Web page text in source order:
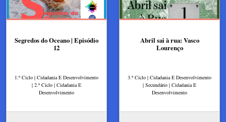
Segredos do Oceano | Episódio
12
1.º Ciclo | Cidadania E Desenvolvimento
| 2.º Ciclo | Cidadania E
Desenvolvimento
Abril sai à rua: Vasco
Lourenço
3.º Ciclo | Cidadania E Desenvolvimento
| Secundário | Cidadania E
Desenvolvimento